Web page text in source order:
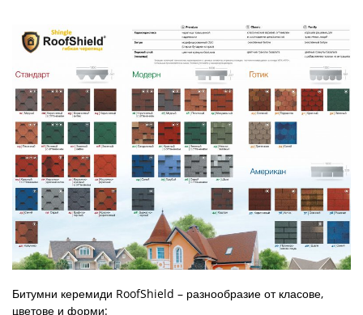
Битумни керемиди RoofShield – разнообразие от класове,
цветове и форми: